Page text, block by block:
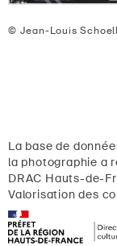
© Jean-Louis
La base de
la photographie a
DRAC Hauts-de-
Valorisation des